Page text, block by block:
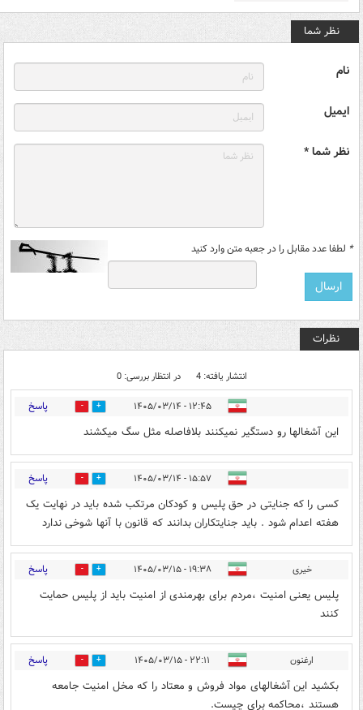
نظر شما
نام
ایمیل
نظر شما *
* لطفا عدد مقابل را در جعبه متن وارد کنید
نظرات
انتشار یافته: 4 در انتظار بررسی: 0
۱۲:۴۵ - ۱۴۰۵/۰۳/۱۴ 1 پاسخ
این آشغالها رو دستگیر نمیکنند بلافاصله مثل سگ میکشند
۱۵:۵۷ - ۱۴۰۵/۰۳/۱۴ 2 پاسخ
کسی را که جنایتی در حق پلیس و کودکان مرتکب شده باید در نهایت یک
هفته اعدام شود . باید جنایتکاران بدانند که قانون با آنها شوخی ندارد
خیری ۱۹:۳۸ - ۱۴۰۵/۰۳/۱۵ 1 پاسخ
پلیس یعنی امنیت ،مردم برای بهرمندی از امنیت باید از پلیس حمایت
کنند
ارغنون ۲۲:۱۱ - ۱۴۰۵/۰۳/۱۵ 1 پاسخ
بکشید این آشغالهای مواد فروش و معتاد را که مخل امنیت جامعه
هستند ،محاکمه برای چیست.